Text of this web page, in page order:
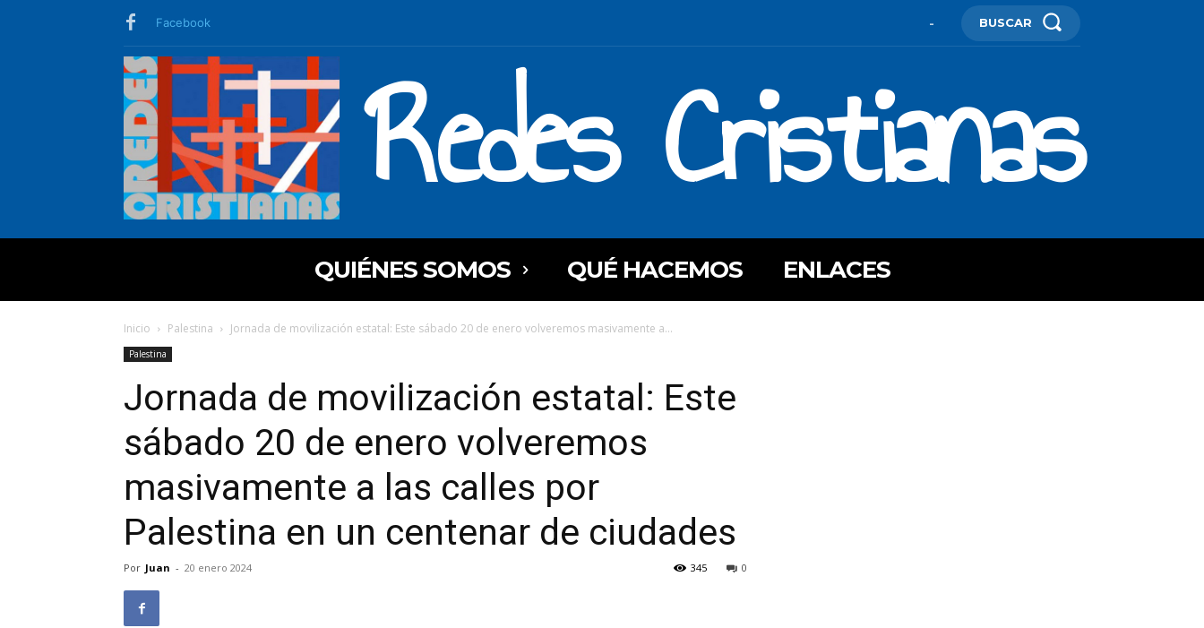
Facebook - BUSCAR
Redes Cristianas
QUIÉNES SOMOS QUÉ HACEMOS ENLACES
Inicio Palestina Jornada de movilización estatal: Este sábado 20 de enero volveremos masivamente a...
Palestina
Jornada de movilización estatal: Este
sábado 20 de enero volveremos
masivamente a las calles por
Palestina en un centenar de ciudades
Por Juan - 20 enero 2024 0
345